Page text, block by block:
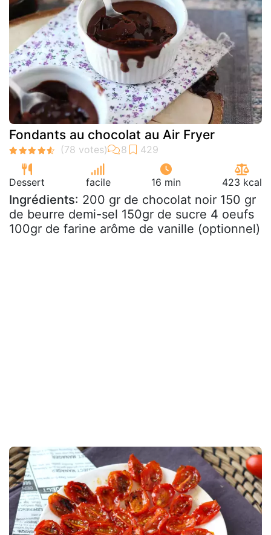
Fondants au chocolat au Air Fryer
Dessert facile 16 min 423 kcal
Ingrédients: 200 gr de chocolat noir 150 gr
de beurre demi-sel 150gr de sucre 4 oeufs
100gr de farine arôme de vanille (optionnel)